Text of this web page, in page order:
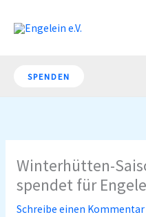
Inhalt
SPENDEN
Winterhütten-
spendet für
Schreibe einen Kommentar